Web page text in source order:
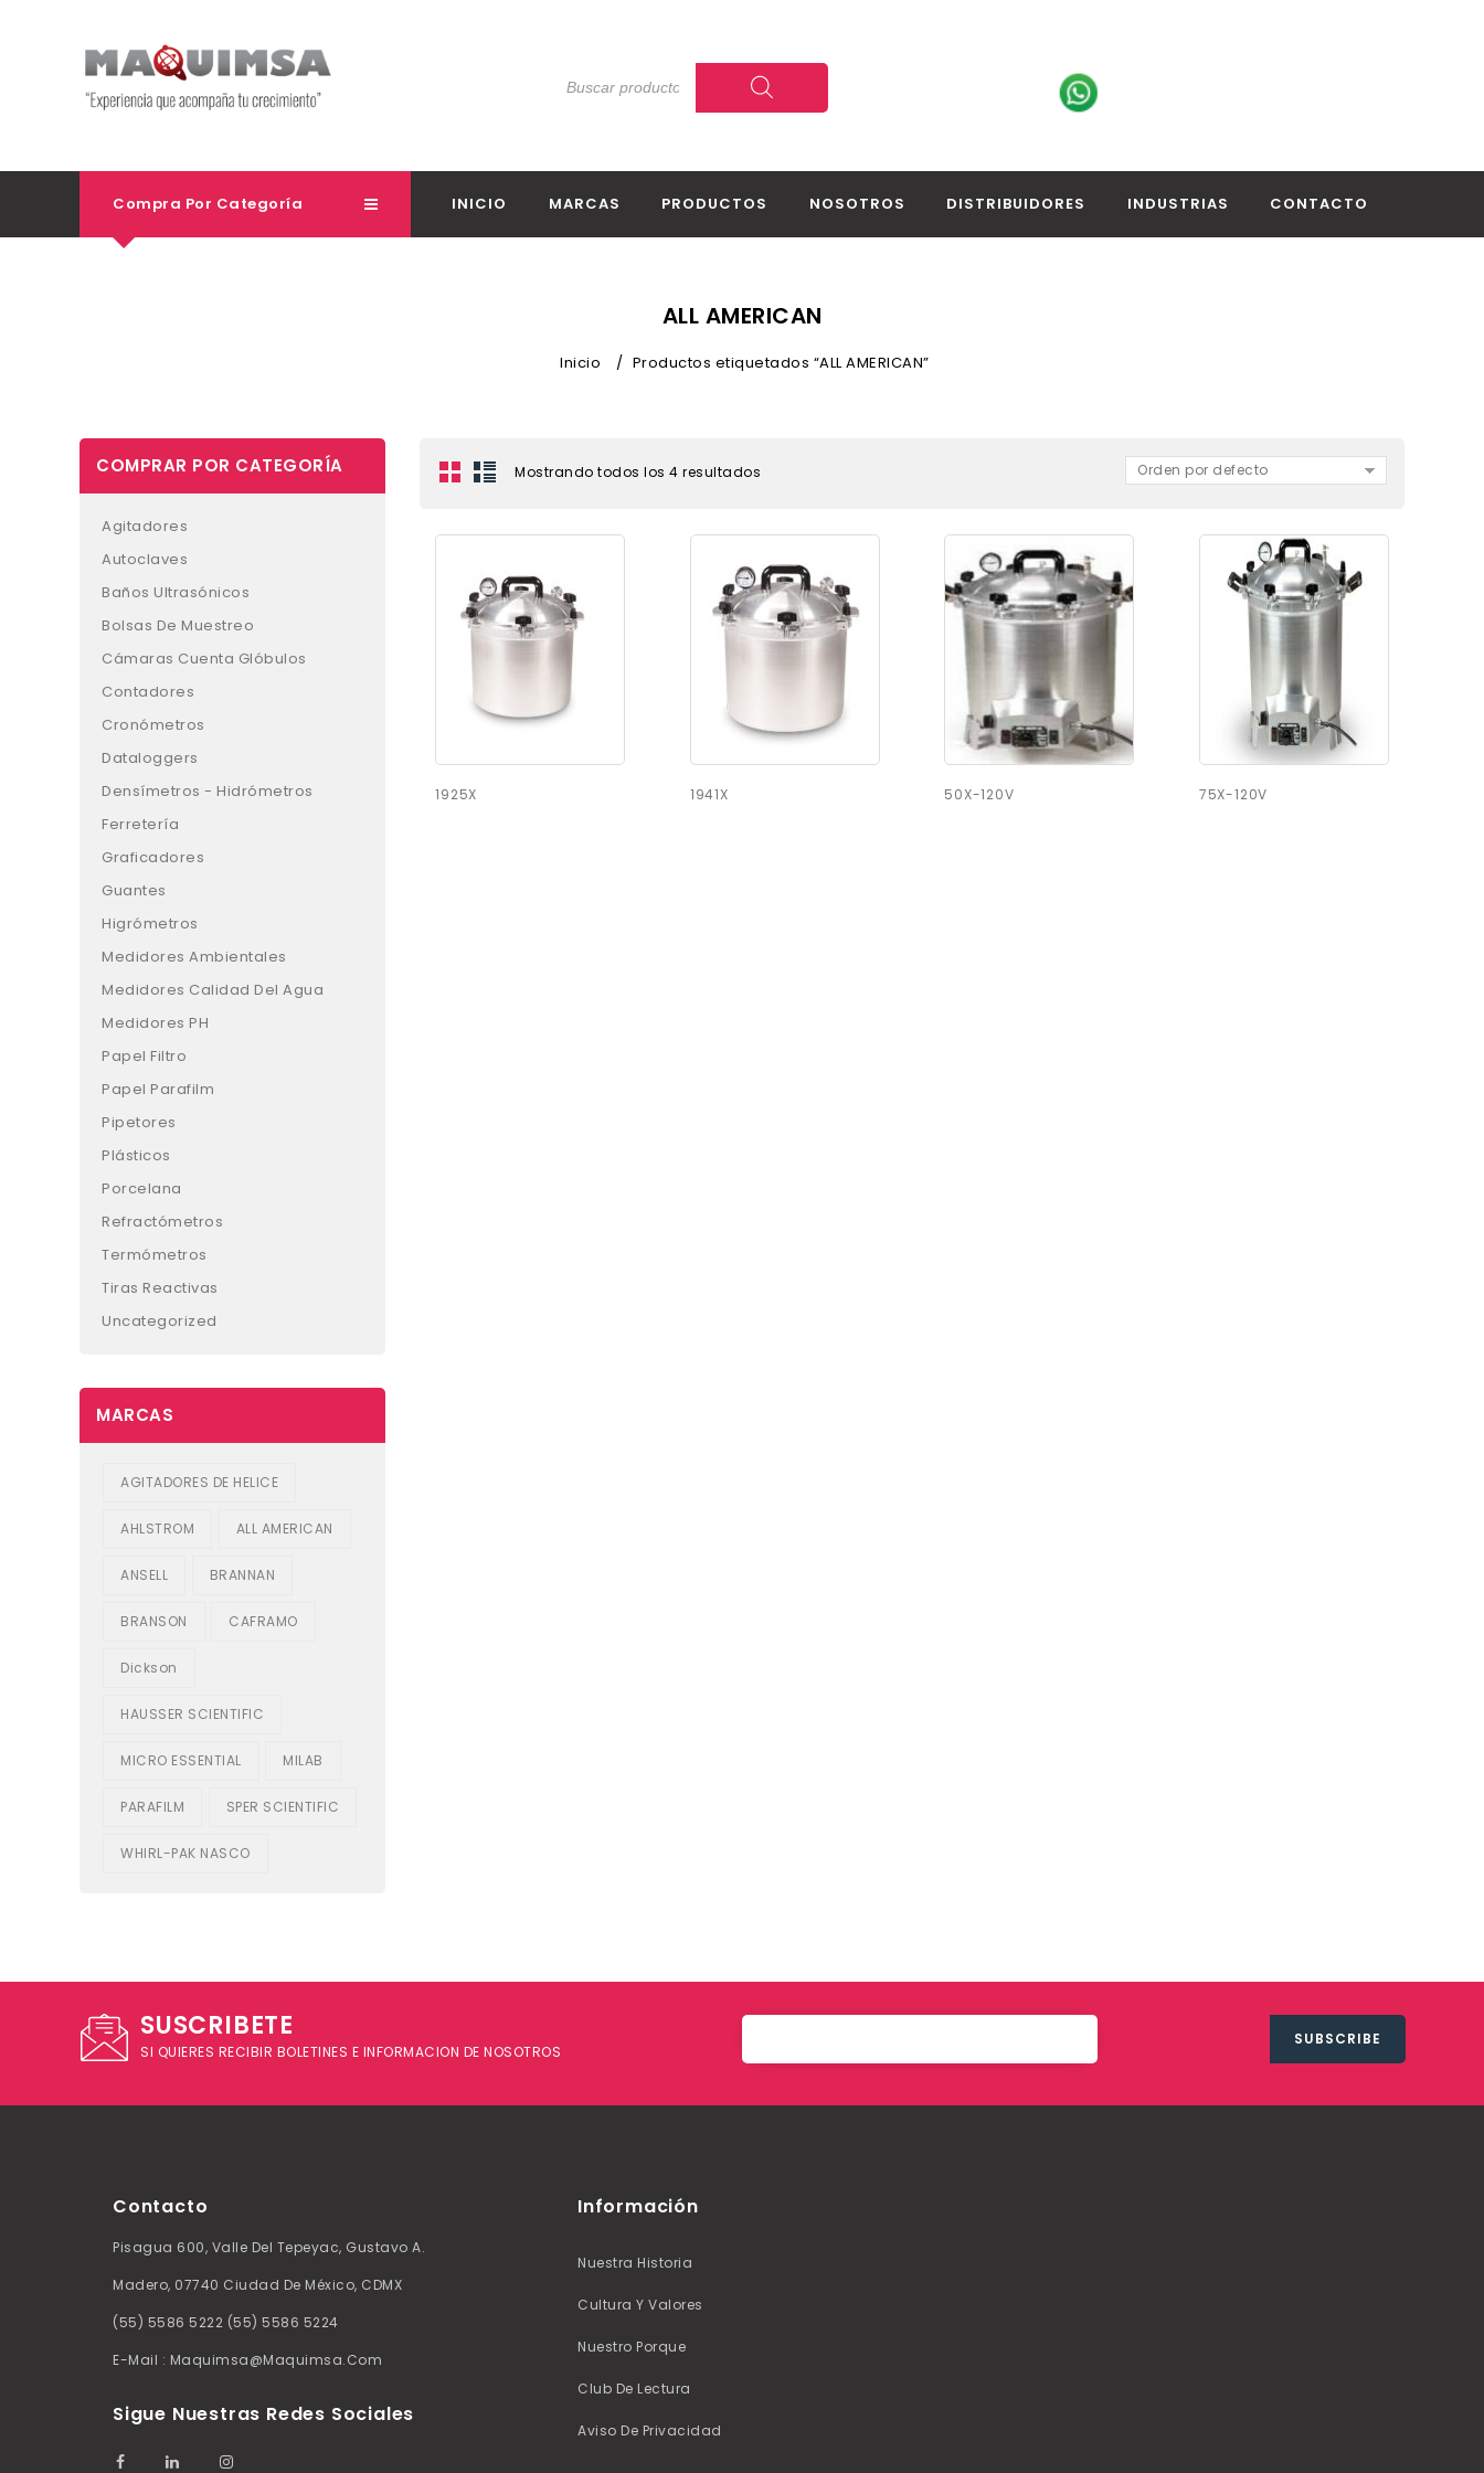
Compra Por Categoría INICIO MARCAS PRODUCTOS NOSOTROS DISTRIBUIDORES INDUSTRIAS CONTACTO
ALL AMERICAN
Inicio / Productos etiquetados “ALL AMERICAN”
Mostrando todos los 4 resultados Orden por defecto
1925X 1941X 50X-120V 75X-120V
COMPRAR POR CATEGORÍA
Agitadores
Autoclaves
Baños Ultrasónicos
Bolsas De Muestreo
Cámaras Cuenta Glóbulos
Contadores
Cronómetros
Dataloggers
Densímetros - Hidrómetros
Ferretería
Graficadores
Guantes
Higrómetros
Medidores Ambientales
Medidores Calidad Del Agua
Medidores PH
Papel Filtro
Papel Parafilm
Pipetores
Plásticos
Porcelana
Refractómetros
Termómetros
Tiras Reactivas
Uncategorized
MARCAS
AGITADORES DE HELICE
AHLSTROM ALL AMERICAN
ANSELL BRANNAN
BRANSON CAFRAMO
Dickson
HAUSSER SCIENTIFIC
MICRO ESSENTIAL MILAB
PARAFILM SPER SCIENTIFIC
WHIRL-PAK NASCO
SUSCRIBETE
SI QUIERES RECIBIR BOLETINES E INFORMACION DE NOSOTROS
Contacto
Pisagua 600, Valle Del Tepeyac, Gustavo A.
Madero, 07740 Ciudad De México, CDMX
(55) 5586 5222 (55) 5586 5224
E-Mail : Maquimsa@maquimsa.com
Sigue Nuestras Redes Sociales
Información
Nuestra Historia
Cultura Y Valores
Nuestro Porque
Club De Lectura
Aviso De Privacidad